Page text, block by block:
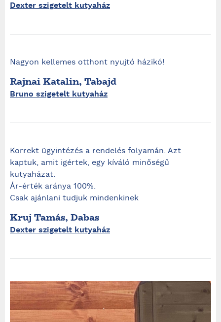
Dexter szigetelt kutyaház
Nagyon kellemes otthont nyujtó házikó!
Rajnai Katalin, Tabajd
Bruno szigetelt kutyaház
Korrekt ügyintézés a rendelés folyamán. Azt
kaptuk, amit igértek, egy kíváló minőségű
kutyaházat.
Ár-érték aránya 100%.
Csak ajánlani tudjuk mindenkinek
Kruj Tamás, Dabas
Dexter szigetelt kutyaház